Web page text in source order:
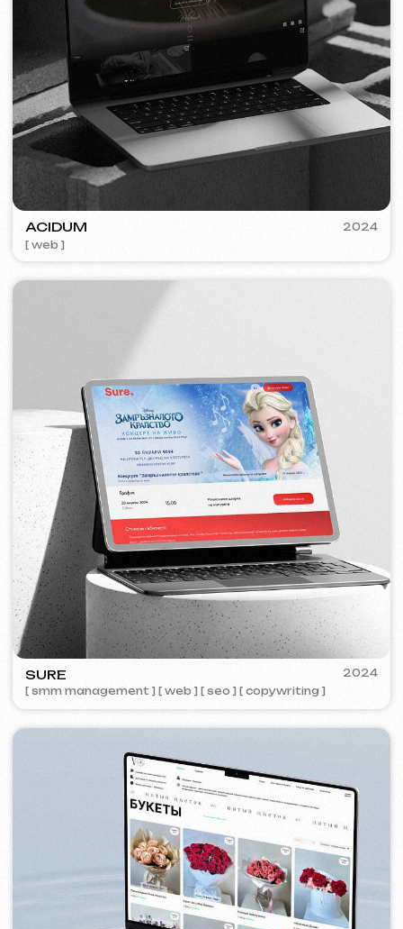
FLAMES
[ smm management ] [ web ] [ seo ]
2023
ZAPOMNI
2023